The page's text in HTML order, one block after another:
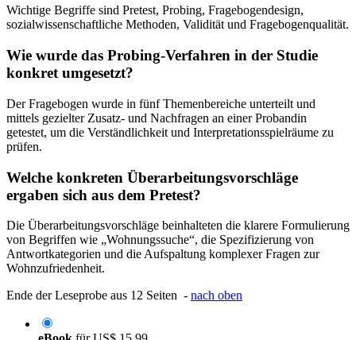
Wichtige Begriffe sind Pretest, Probing, Fragebogendesign,
sozialwissenschaftliche Methoden, Validität und Fragebogenqualität.
Wie wurde das Probing-Verfahren in der Studie
konkret umgesetzt?
Der Fragebogen wurde in fünf Themenbereiche unterteilt und
mittels gezielter Zusatz- und Nachfragen an einer Probandin
getestet, um die Verständlichkeit und Interpretationsspielräume zu
prüfen.
Welche konkreten Überarbeitungsvorschläge
ergaben sich aus dem Pretest?
Die Überarbeitungsvorschläge beinhalteten die klarere Formulierung
von Begriffen wie „Wohnungssuche“, die Spezifizierung von
Antwortkategorien und die Aufspaltung komplexer Fragen zur
Wohnzufriedenheit.
Ende der Leseprobe aus 12 Seiten - nach oben